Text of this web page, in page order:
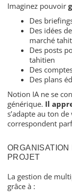
Imaginez pouvoir
Des
Des idées
marché
Des posts
tahitien
Des
Des plans
Notion IA ne se
générique. Il
s’adapte au ton
correspondent
PROJET
La gestion de
grâce à :